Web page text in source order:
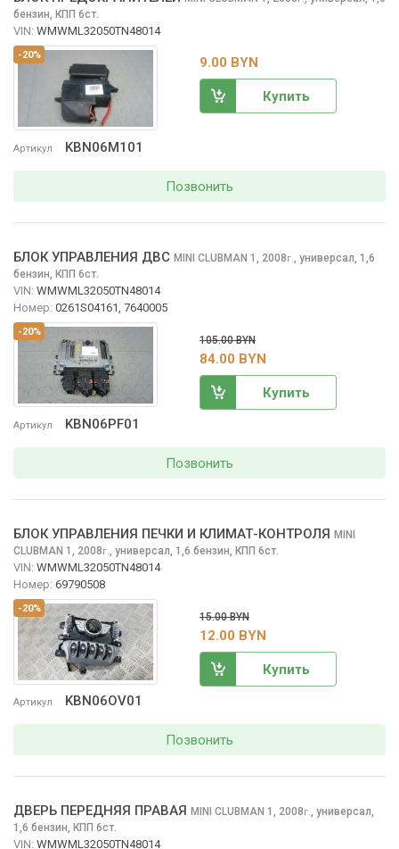
-20%
Артикул KBN06M101
бензин, КПП 6ст.
VIN: WMWML32050TN48014
9.00 BYN
Купить
Позвонить
-20%
Артикул KBN06PF01
БЛОК УПРАВЛЕНИЯ ДВС MINI CLUBMAN 1, 2008г. универсал, 1,6
бензин, КПП 6ст.
VIN: WMWML32050TN48014
Номер: 0261S04161, 7640005
105.00 BYN
84.00 BYN
Купить
Позвонить
-20%
Артикул KBN06OV01
БЛОК УПРАВЛЕНИЯ ПЕЧКИ И КЛИМАТ-КОНТРОЛЯ MINI
CLUBMAN 1, 2008г. универсал, 1,6 бензин, КПП 6ст.
VIN: WMWML32050TN48014
Номер: 69790508
15.00 BYN
12.00 BYN
Купить
Позвонить
ДВЕРЬ ПЕРЕДНЯЯ ПРАВАЯ MINI CLUBMAN 1, 2008г. универсал,
1,6 бензин, КПП 6ст.
VIN: WMWML32050TN48014